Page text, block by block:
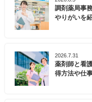
調剤薬局事
やりがいを
2026.7.31
薬剤師と看
得方法や仕